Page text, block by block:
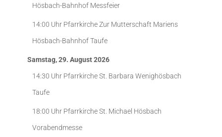
Hösbach-Bahnhof Messfeier
14:00 Uhr Pfarrkirche Zur Mutterschaft Mariens
Hösbach-BahnhofTaufe
Samstag, 29. August 2026
14:30 Uhr Pfarrkirche St. Barbara Wenighösbach
Taufe
18:00 Uhr Pfarrkirche St. Michael Hösbach
Vorabendmesse